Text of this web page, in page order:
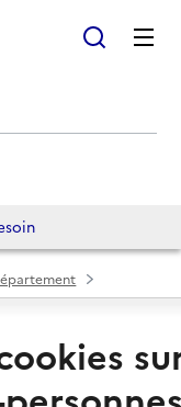
dépendantes
(78180) :